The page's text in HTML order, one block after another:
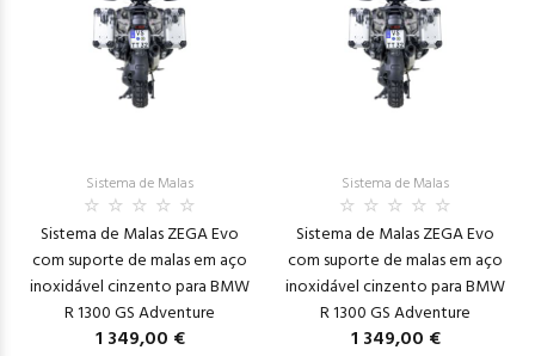
Sistema de Malas
Sistema de Malas ZEGA Evo
com suporte de malas em aço
inoxidável cinzento para BMW
R 1300 GS Adventure
1 349,00 €
Sistema de Malas
Sistema de Malas ZEGA Evo
com suporte de malas em aço
inoxidável cinzento para BMW
R 1300 GS Adventure
1 349,00 €